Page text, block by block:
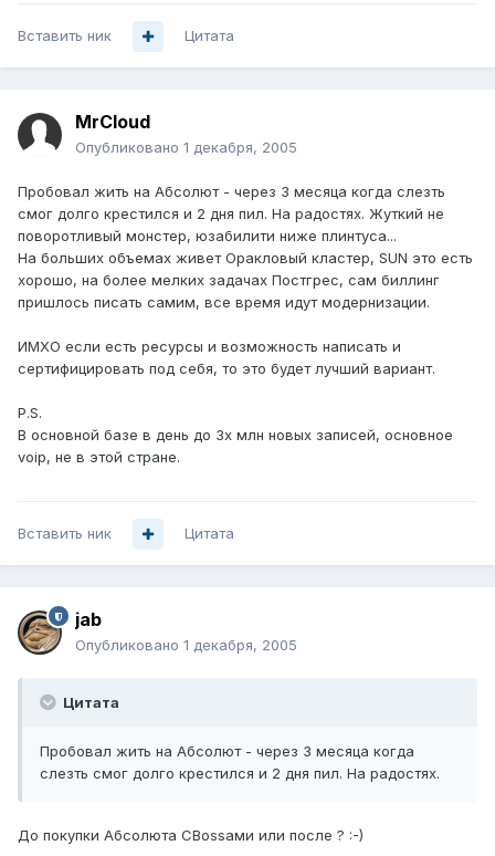
Вставить ник Цитата
MrCloud
Опубликовано 1 декабря, 2005
Пробовал жить на Абсолют - через 3 месяца когда слезть
смог долго крестился и 2 дня пил. На радостях. Жуткий не
поворотливый монстер, юзабилити ниже плинтуса...
На больших объемах живет Оракловый кластер, SUN это есть
хорошо, на более мелких задачах Постгрес, сам биллинг
пришлось писать самим, все время идут модернизации.
ИМХО если есть ресурсы и возможность написать и
сертифицировать под себя, то это будет лучший вариант.
P.S.
В основной базе в день до 3х млн новых записей, основное
voip, не в этой стране.
Вставить ник Цитата
jab
Опубликовано 1 декабря, 2005
Цитата
Пробовал жить на Абсолют - через 3 месяца когда
слезть смог долго крестился и 2 дня пил. На радостях.
До покупки Абсолюта CBossами или после ? :-)